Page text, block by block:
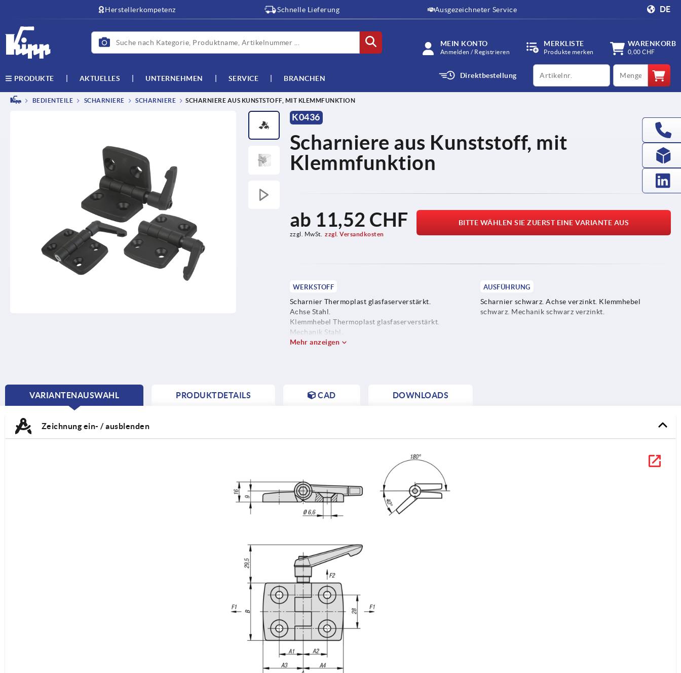
Herstellerkompetenz Schnelle Lieferung Ausgezeichneter Service DE
MEIN KONTO
Anmelden / Registrieren
MERKLISTE
Produkte merken
WARENKORB
0,00 CHF
PRODUKTE AKTUELLES UNTERNEHMEN SERVICE BRANCHEN Direktbestellung
productCode qty
BEDIENTEILE SCHARNIERE SCHARNIERE SCHARNIERE AUS KUNSTSTOFF, MIT KLEMMFUNKTION
K0436
Scharniere aus Kunststoff, mit
Klemmfunktion
ab 11,52 CHF
zzgl. MwSt. zzgl. Versandkosten
BITTE WÄHLEN SIE ZUERST EINE VARIANTE AUS
WERKSTOFF
Scharnier Thermoplast glasfaserverstärkt.
Achse Stahl.
Klemmhebel Thermoplast glasfaserverstärkt.
Mechanik Stahl.
AUSFÜHRUNG
Scharnier schwarz. Achse verzinkt. Klemmhebel
schwarz. Mechanik schwarz verzinkt.
Mehr anzeigen
VARIANTENAUSWAHL
CURRENT
PRODUKTDETAILS CAD DOWNLOADS
Zeichnung ein- / ausblenden